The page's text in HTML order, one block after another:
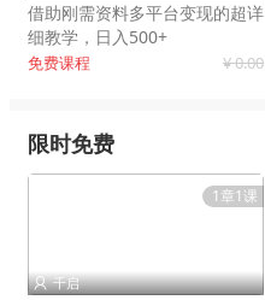
借助刚需资料多平台变现的超详
细教学，日入500+
免费课程 ¥ 0.00
限时免费
1章1课
 千启